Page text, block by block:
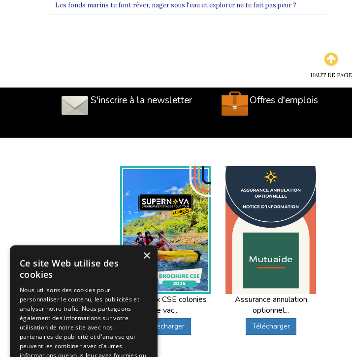
Les fonds marins te font rêver, nager sous l'eau et explorer ne te fait pas peur ?
HAUT DE PAGE
S'inscrire à la newsletter Offres d'emplois
Offres aux CSE colonies
de vac...
Télécharger
Assurance annulation
optionnel...
Télécharger
×
Ce site Web utilise des
cookies
Nous utilisons des cookies pour
personnaliser le contenu, les publicités et
analyser notre trafic. Nous partageons
également des informations sur votre
utilisation de notre site avec nos
partenaires de publicité et d'analyse qui
peuvent les combiner avec d'autres
informations que vous leur avez fournies ou